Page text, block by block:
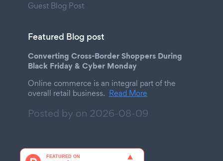
Guest Blog Post
Featured Blog post
Converting Cross-Border Shoppers During
Black Friday & Cyber Monday
Online commerce is an integral part of the
overall retail business. Read More
Posted by on 2026-08-09